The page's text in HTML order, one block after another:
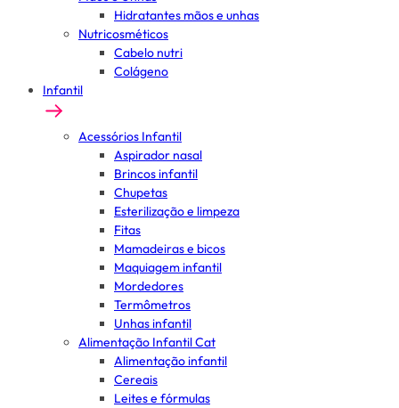
Hidratantes mãos e unhas
Nutricosméticos
Cabelo nutri
Colágeno
Infantil
Acessórios Infantil
Aspirador nasal
Brincos infantil
Chupetas
Esterilização e limpeza
Fitas
Mamadeiras e bicos
Maquiagem infantil
Mordedores
Termômetros
Unhas infantil
Alimentação Infantil Cat
Alimentação infantil
Cereais
Leites e fórmulas